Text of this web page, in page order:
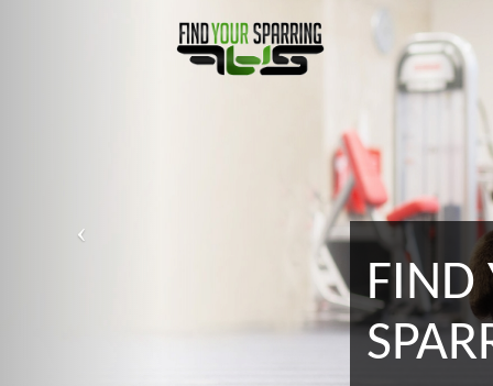
FIND